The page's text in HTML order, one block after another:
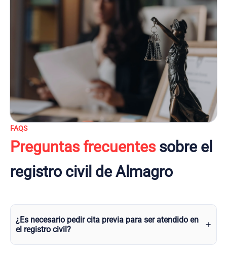
FAQS
Preguntas frecuentessobre el
registro civil de Almagro
¿Es necesario pedir cita previa para ser atendido en
el registro civil?